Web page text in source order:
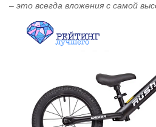
– это всегда вложения с самой